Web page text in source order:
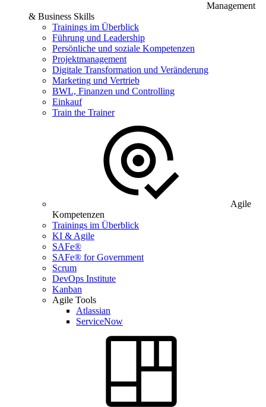
Management
& Business Skills
Trainings im Überblick
Führung und Leadership
Persönliche und soziale Kompetenzen
Projektmanagement
Digitale Transformation und Veränderung
Marketing und Vertrieb
BWL, Finanzen und Controlling
Einkauf
Train the Trainer
Agile
Kompetenzen
Trainings im Überblick
KI & Agile
SAFe®
SAFe® for Government
Scrum
DevOps Institute
Kanban
Agile Tools
Atlassian
ServiceNow